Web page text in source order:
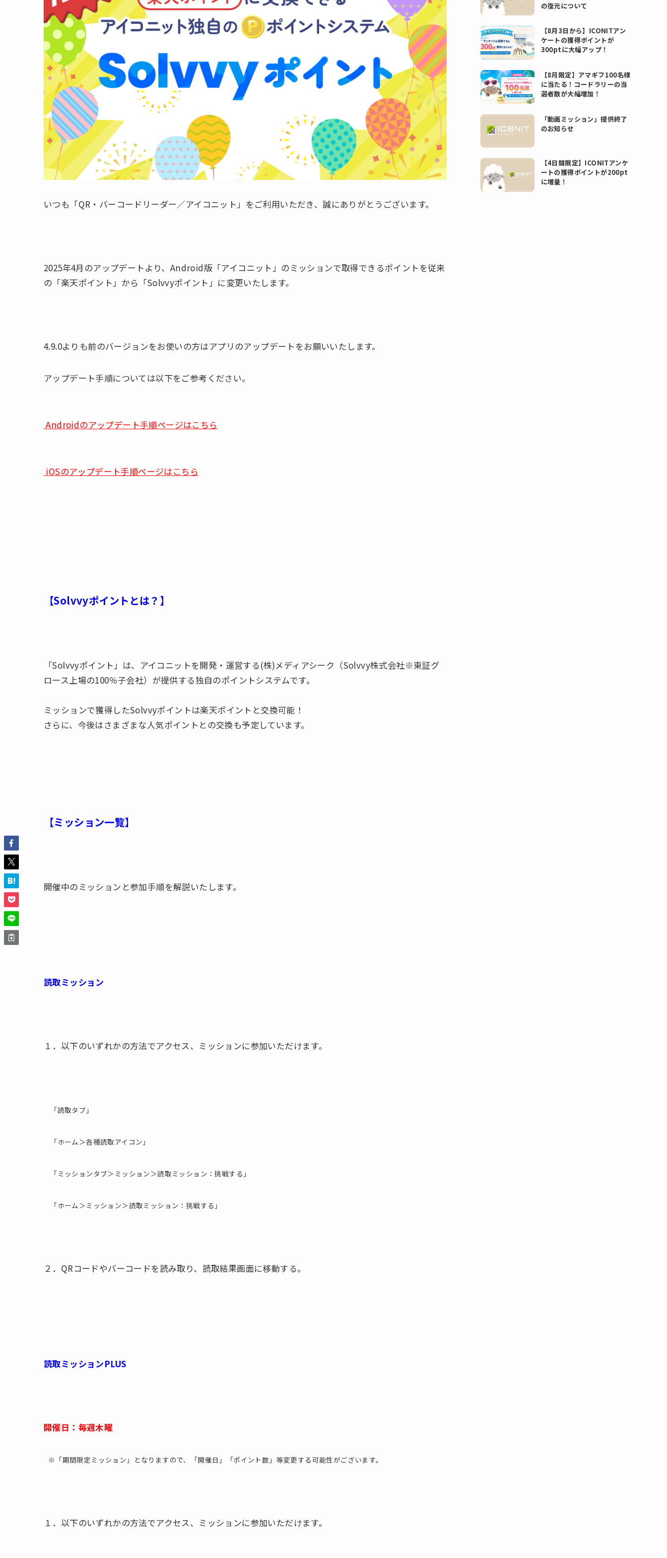
いつも「QR・バーコードリーダー／アイコニット」をご利用いただき、誠にありがとうございます。
2025年4月のアップデートより、Android版「アイコニット」のミッションで取得できるポイントを従来
の「楽天ポイント」から「Solvvyポイント」に変更いたします。
4.9.0よりも前のバージョンをお使いの方はアプリのアップデートをお願いいたします。
アップデート手順については以下をご参考ください。
Androidのアップデート手順ページはこちら
iOSのアップデート手順ページはこちら
【Solvvyポイントとは？】
「Solvvyポイント」は、アイコニットを開発・運営する(株)メディアシーク（Solvvy株式会社※東証グ
ロース上場の100％子会社）が提供する独自のポイントシステムです。
ミッションで獲得したSolvvyポイントは楽天ポイントと交換可能！
さらに、今後はさまざまな人気ポイントとの交換も予定しています。
【ミッション一覧】
開催中のミッションと参加手順を解説いたします。
読取ミッション
１．以下のいずれかの方法でアクセス、ミッションに参加いただけます。
「読取タブ」
「ホーム＞各種読取アイコン」
「ミッションタブ＞ミッション＞読取ミッション：挑戦する」
「ホーム＞ミッション＞読取ミッション：挑戦する」
２．QRコードやバーコードを読み取り、読取結果画面に移動する。
読取ミッションPLUS
開催日：毎週木曜
※「期間限定ミッション」となりますので、「開催日」「ポイント数」等変更する可能性がございます。
１．以下のいずれかの方法でアクセス、ミッションに参加いただけます。
の復元について
【8月3日から】ICONITアン
ケートの獲得ポイントが
300ptに大幅アップ！
【8月限定】アマギフ100名様
に当たる！コードラリーの当
選者数が大幅増加！
「動画ミッション」提供終了
のお知らせ
【4日間限定】ICONITアンケ
ートの獲得ポイントが200pt
に増量！